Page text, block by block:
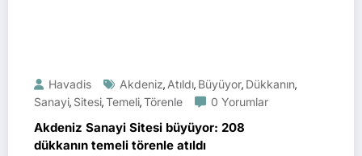
Havadis Akdeniz, Atıldı, Büyüyor, Dükkanın,
Sanayi, Sitesi,Temeli,Törenle 0 Yorumlar
Akdeniz Sanayi Sitesi büyüyor: 208
dükkanın temeli törenle atıldı